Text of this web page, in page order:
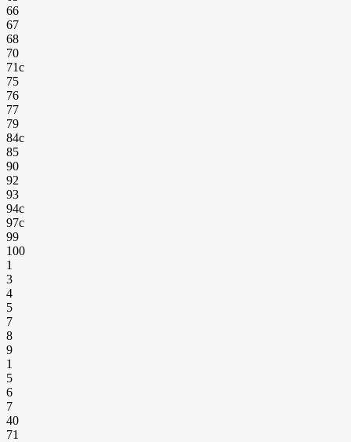
66
67
68
70
71с
75
76
77
79
84с
85
90
92
93
94с
97с
99
100
1
3
4
5
7
8
9
1
5
6
7
40
71